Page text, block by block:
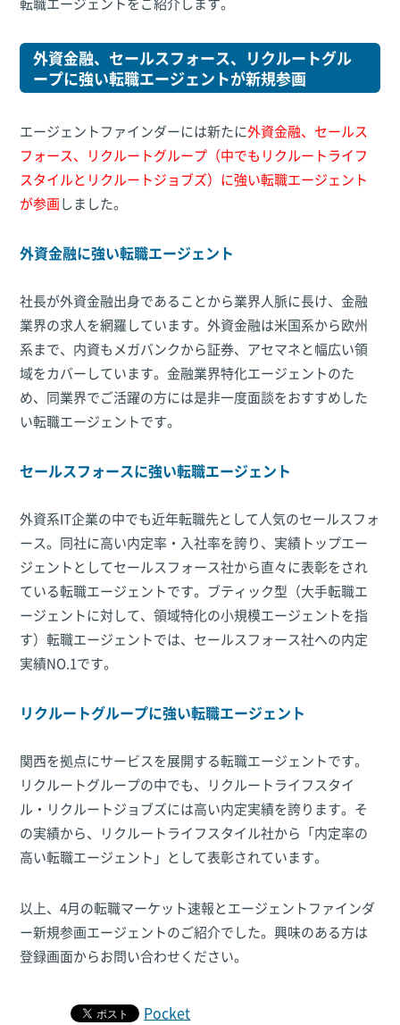
外資金融、セールスフォース、リクルートグル
ープに強い転職エージェントが新規参画
エージェントファインダーには新たに外資金融、セールス
フォース、リクルートグループ（中でもリクルートライフ
スタイルとリクルートジョブズ）に強い転職エージェント
が参画しました。
外資金融に強い転職エージェント
社長が外資金融出身であることから業界人脈に長け、金融
業界の求人を網羅しています。外資金融は米国系から欧州
系まで、内資もメガバンクから証券、アセマネと幅広い領
域をカバーしています。金融業界特化エージェントのた
め、同業界でご活躍の方には是非一度面談をおすすめした
い転職エージェントです。
セールスフォースに強い転職エージェント
外資系IT企業の中でも近年転職先として人気のセールスフォ
ース。同社に高い内定率・入社率を誇り、実績トップエー
ジェントとしてセールスフォース社から直々に表彰をされ
ている転職エージェントです。ブティック型（大手転職エ
ージェントに対して、領域特化の小規模エージェントを指
す）転職エージェントでは、セールスフォース社への内定
実績NO.1です。
リクルートグループに強い転職エージェント
関西を拠点にサービスを展開する転職エージェントです。
リクルートグループの中でも、リクルートライフスタイ
ル・リクルートジョブズには高い内定実績を誇ります。そ
の実績から、リクルートライフスタイル社から「内定率の
高い転職エージェント」として表彰されています。
以上、4月の転職マーケット速報とエージェントファインダ
ー新規参画エージェントのご紹介でした。興味のある方は
登録画面からお問い合わせください。
Pocket